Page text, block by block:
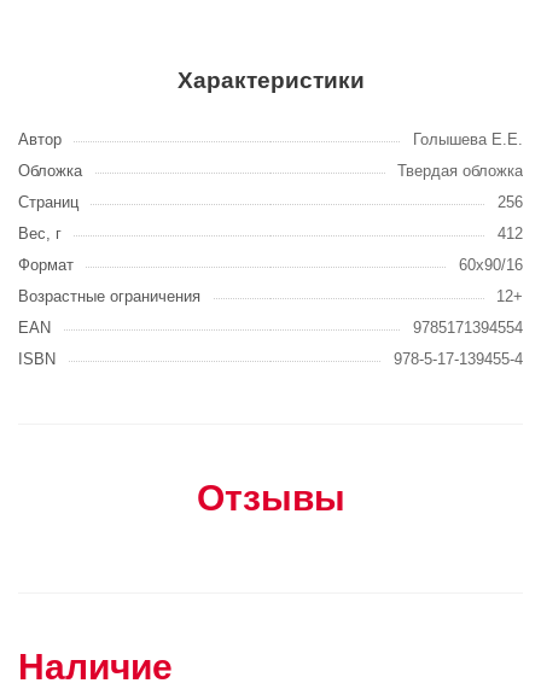
Характеристики
Автор
Голышева Е.Е.
Обложка
Твердая обложка
Страниц
256
Вес, г
412
Формат
60x90/16
Возрастные ограничения
12+
EAN
9785171394554
ISBN
978-5-17-139455-4
Отзывы
Наличие